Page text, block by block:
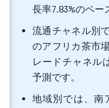
長率7.83%のペー
流通チャネル別
のアフリカ茶市
レードチャネル
予測です。
地域別では、南